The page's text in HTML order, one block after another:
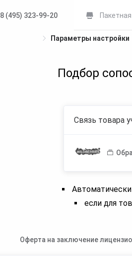
8 (495) 323-99-20
Параметры настройки
Подбор
Связь товара
Автоматически
если для
Оферта на заключение